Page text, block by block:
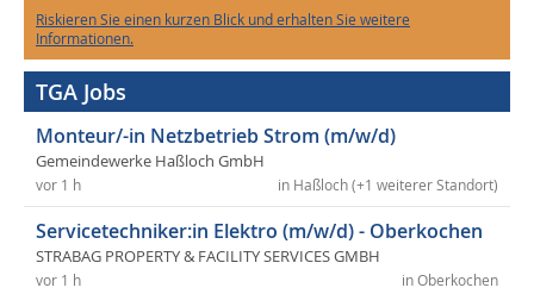
Riskieren Sie einen kurzen Blick und erhalten Sie weitere
Informationen.
TGA Jobs
Monteur/-in Netzbetrieb Strom (m/w/d)
Gemeindewerke Haßloch GmbH
in Haßloch (+1 weiterer Standort)
vor 1 h
Servicetechniker:in Elektro (m/w/d) - Oberkochen
STRABAG PROPERTY & FACILITY SERVICES GMBH
in Oberkochen
vor 1 h